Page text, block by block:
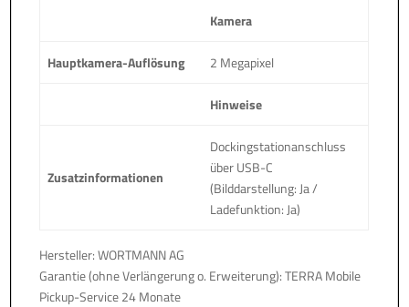
Kamera
Hauptkamera-Auflösung 2 Megapixel
Hinweise
Zusatzinformationen
Dockingstationanschluss
über USB-C
(Bilddarstellung: Ja /
Ladefunktion: Ja)
Hersteller: WORTMANN AG
Garantie (ohne Verlängerung o. Erweiterung): TERRA Mobile
Pickup-Service 24 Monate